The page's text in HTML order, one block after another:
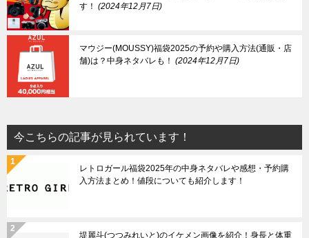
す！
2024年12月7日
マウジー(MOUSSY)福袋2025の予約や購入方法(通販・店
舗)は？中身ネタバレも！
2024年12月7日
今こちらの記事が見られています！
レトロガール福袋2025年の中身ネタバレや感想・予約購
入方法まとめ！値段についても紹介します！
堤麗斗(つつみれいと)のイケメン画像を紹介！身長と体重